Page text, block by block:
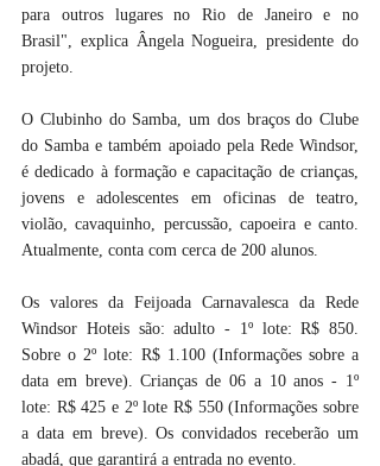
para outros lugares no Rio de Janeiro e no
Brasil", explica Ângela Nogueira, presidente do
projeto.
O Clubinho do Samba, um dos braços do Clube
do Samba e também apoiado pela Rede Windsor,
é dedicado à formação e capacitação de crianças,
jovens e adolescentes em oficinas de teatro,
violão, cavaquinho, percussão, capoeira e canto.
Atualmente, conta com cerca de 200 alunos.
Os valores da Feijoada Carnavalesca da Rede
Windsor Hoteis são: adulto - 1º lote: R$ 850.
Sobre o 2º lote: R$ 1.100 (Informações sobre a
data em breve). Crianças de 06 a 10 anos - 1º
lote: R$ 425 e 2º lote R$ 550 (Informações sobre
a data em breve). Os convidados receberão um
abadá, que garantirá a entrada no evento.